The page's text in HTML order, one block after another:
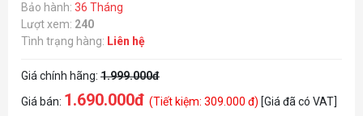
Bảo hành: 36 Tháng
Lượt xem: 240
Tình trạng hàng: Liên hệ
Giá chính hãng: 1.999.000đ
Giá bán: 1.690.000đ (Tiết kiệm: 309.000 đ) [Giá đã có VAT]